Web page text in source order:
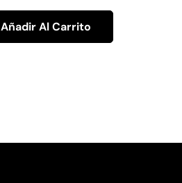
Añadir Al Carrito